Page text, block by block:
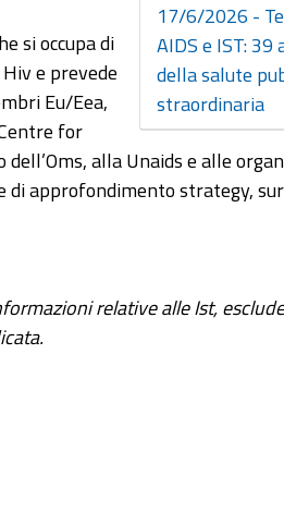
17/6/2026 -
AIDS e IST:
della salute
straordinaria
si occupa di
e prevede
Eu/Eea,
for
alla Unaids e alle
approfondimento strategy,
relative alle Ist,